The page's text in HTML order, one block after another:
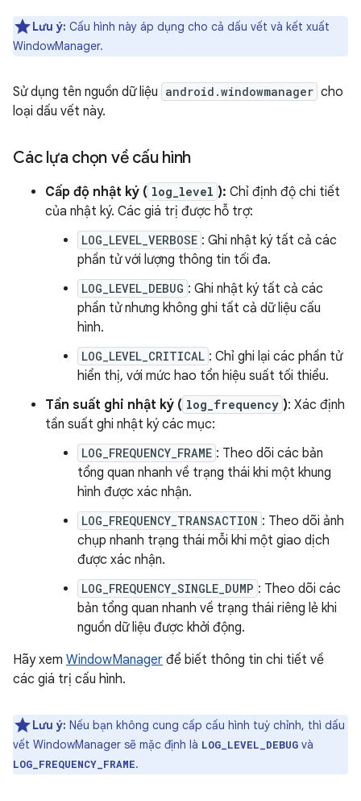
Lưu ý: Cấu hình này áp dụng cho cả dấu vết và kết xuất
WindowManager.
Sử dụng tên nguồn dữ liệu android.windowmanager cho
loại dấu vết này.
Các lựa chọn về cấu hình
Cấp độ nhật ký ( log_level ): Chỉ định độ chi tiết
của nhật ký. Các giá trị được hỗ trợ:
LOG_LEVEL_VERBOSE : Ghi nhật ký tất cả các
phần tử với lượng thông tin tối đa.
LOG_LEVEL_DEBUG : Ghi nhật ký tất cả các
phần tử nhưng không ghi tất cả dữ liệu cấu
hình.
LOG_LEVEL_CRITICAL : Chỉ ghi lại các phần tử
hiển thị, với mức hao tổn hiệu suất tối thiểu.
Tần suất ghi nhật ký ( log_frequency ): Xác định
tần suất ghi nhật ký các mục:
LOG_FREQUENCY_FRAME : Theo dõi các bản
tổng quan nhanh về trạng thái khi một khung
hình được xác nhận.
LOG_FREQUENCY_TRANSACTION : Theo dõi ảnh
chụp nhanh trạng thái mỗi khi một giao dịch
được xác nhận.
LOG_FREQUENCY_SINGLE_DUMP : Theo dõi các
bản tổng quan nhanh về trạng thái riêng lẻ khi
nguồn dữ liệu được khởi động.
Hãy xem WindowManager để biết thông tin chi tiết về
các giá trị cấu hình.
Lưu ý: Nếu bạn không cung cấp cấu hình tuỳ chỉnh, thì dấu
vết WindowManager sẽ mặc định là LOG_LEVEL_DEBUG và
LOG_FREQUENCY_FRAME.